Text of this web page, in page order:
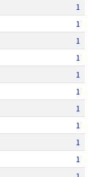
1
1
1
1
1
1
1
1
1
1